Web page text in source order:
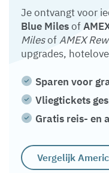
Je ontvangt voor
Blue Milesof
MilesofAMEX
upgrades,
Sparen voor
Vliegtickets
Gratis reis- en
Vergelijk